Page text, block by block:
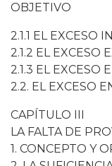
OBJETIVO
2.1.1 EL EXCESO
2.1.2 EL EXCESO
2.1.3 EL EXCESO
2.2. EL EXCESO
CAPÍTULO III
LA FALTA DE
1. CONCEPTO Y